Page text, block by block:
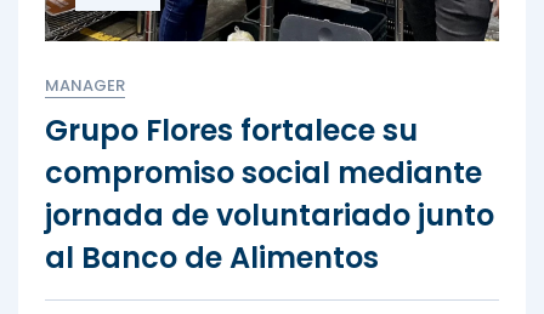
MANAGER
Grupo Flores fortalece su
compromiso social mediante
jornada de voluntariado junto
al Banco de Alimentos